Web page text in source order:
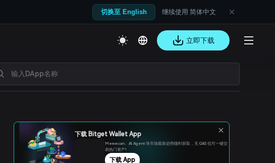
切换至 English 继续使用 简体中文
立即下载
下载 Bitget Wallet App
Memecoin、Al Agent 等市场最新趋势随时获取，无 GAS 也可一键交
易热门资产!
下载 App